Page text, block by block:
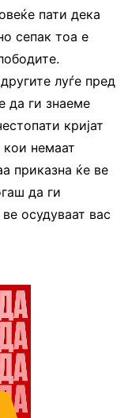
пати дека
сепак тоа е
луѓе пред
да ги знаеме
кријат
немаат
приказна ќе ве
да ги
осудуваат вас